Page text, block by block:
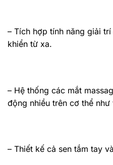
– Tích hợp tính năng giải
khiển từ xa.
– Hệ thống các mắt
động nhiều trên cơ thể
– Thiết kế cả sen tắm tay